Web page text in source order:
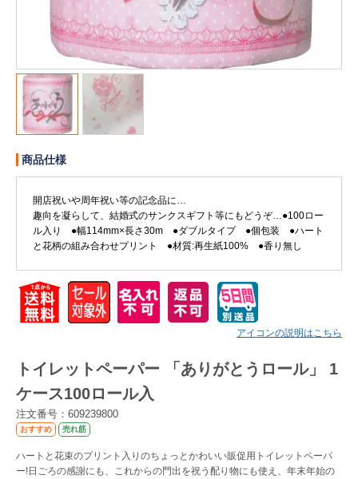
カタログ請求（無料）
試着サンプル無料貸し出し
デジタルカタログ
クイックオーダー
ログアウト
Myページ 見積書
円まで
商品仕様
開店祝いや周年祝い等の記念品に…
趣向を凝らして、結婚式のサンクスギフト等にもどうぞ…●100ロー
ル入り ●幅114mm×長さ30m ●ダブルタイプ ●個包装 ●ハート
と花柄の組み合わせプリント ●材質:再生紙100% ●香り無し
アイコンの説明はこちら
トイレットペーパー 「ありがとうロール」 1
ケース100ロール入
注文番号：609239800
おすすめ 売れ筋
ハートと花束のプリント入りのちょっとかわいい販促用トイレットペーパ
ー!日ごろの感謝にも、これからの門出を祝う配り物にも使え、年末年始の